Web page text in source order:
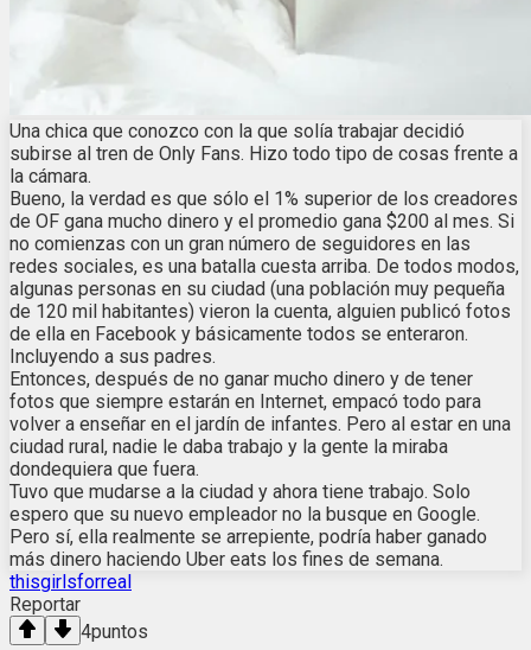
Una chica que conozco con la que solía trabajar decidió
subirse al tren de Only Fans. Hizo todo tipo de cosas frente a
la cámara.
Bueno, la verdad es que sólo el 1% superior de los creadores
de OF gana mucho dinero y el promedio gana $200 al mes. Si
no comienzas con un gran número de seguidores en las
redes sociales, es una batalla cuesta arriba. De todos modos,
algunas personas en su ciudad (una población muy pequeña
de 120 mil habitantes) vieron la cuenta, alguien publicó fotos
de ella en Facebook y básicamente todos se enteraron.
Incluyendo a sus padres.
Entonces, después de no ganar mucho dinero y de tener
fotos que siempre estarán en Internet, empacó todo para
volver a enseñar en el jardín de infantes. Pero al estar en una
ciudad rural, nadie le daba trabajo y la gente la miraba
dondequiera que fuera.
Tuvo que mudarse a la ciudad y ahora tiene trabajo. Solo
espero que su nuevo empleador no la busque en Google.
Pero sí, ella realmente se arrepiente, podría haber ganado
más dinero haciendo Uber eats los fines de semana.
thisgirlsforreal
Reportar
4puntos